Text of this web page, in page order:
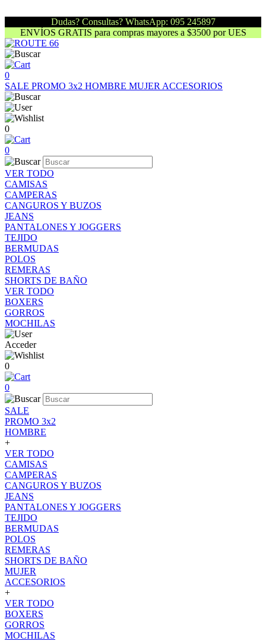
Dudas? Consultas? WhatsApp: 095 245897
ENVÍOS GRATIS para compras mayores a $3500 por UES
0
SALE PROMO 3x2 HOMBRE MUJER ACCESORIOS
0
0
VER TODO
CAMISAS
CAMPERAS
CANGUROS Y BUZOS
JEANS
PANTALONES Y JOGGERS
TEJIDO
BERMUDAS
POLOS
REMERAS
SHORTS DE BAÑO
VER TODO
BOXERS
GORROS
MOCHILAS
Acceder
0
0
SALE
PROMO 3x2
HOMBRE
+
VER TODO
CAMISAS
CAMPERAS
CANGUROS Y BUZOS
JEANS
PANTALONES Y JOGGERS
TEJIDO
BERMUDAS
POLOS
REMERAS
SHORTS DE BAÑO
MUJER
ACCESORIOS
+
VER TODO
BOXERS
GORROS
MOCHILAS